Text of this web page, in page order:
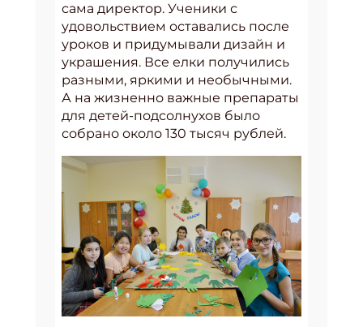
сама директор. Ученики с
удовольствием оставались после
уроков и придумывали дизайн и
украшения. Все елки получились
разными, яркими и необычными.
А на жизненно важные препараты
для детей-подсолнухов было
собрано около 130 тысяч рублей.